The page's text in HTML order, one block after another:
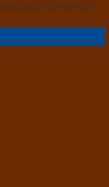
giá rẻ – Ứng dụng bọc